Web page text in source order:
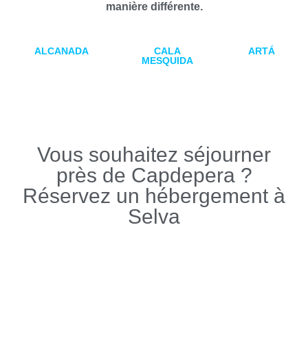
manière différente.
CALA
MESQUIDA
ARTÁ
ALCANADA
Vous souhaitez séjourner
près de Capdepera ?
Réservez un hébergement à
Selva